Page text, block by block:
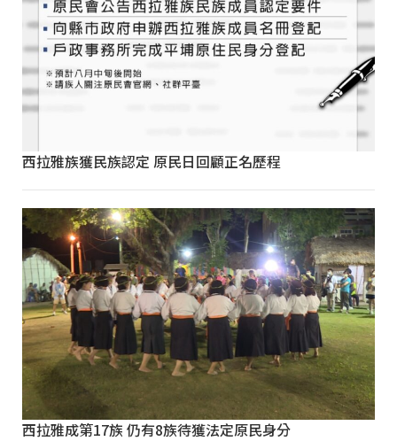
西拉雅族獲民族認定 原民日回顧正名歷程
西拉雅成第17族 仍有8族待獲法定原民身分